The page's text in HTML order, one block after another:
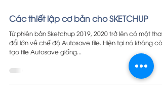
Các thiết lập cơ bản cho SKETCHUP
Từ phiên bản Sketchup 2019, 2020 trở lên có một thay
đổi lớn về chế độ Autosave file. Hiện tại nó không còn
tạo file Autosave giống...